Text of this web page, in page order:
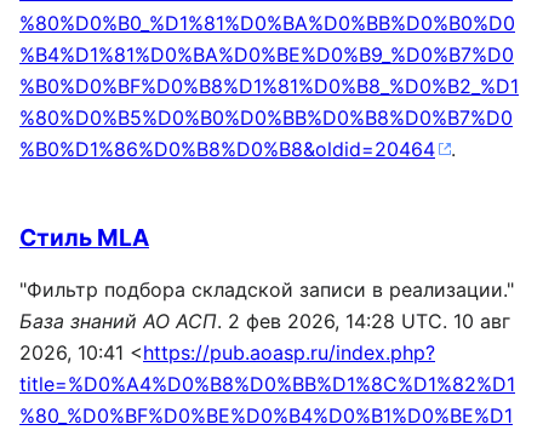
%80%D0%B0_%D1%81%D0%BA%D0%BB%D0%B0%D0
%B4%D1%81%D0%BA%D0%BE%D0%B9_%D0%B7%D0
%B0%D0%BF%D0%B8%D1%81%D0%B8_%D0%B2_%D1
%80%D0%B5%D0%B0%D0%BB%D0%B8%D0%B7%D0
%B0%D1%86%D0%B8%D0%B8&oldid=20464
.
Стиль MLA
"Фильтр подбора складской записи в реализации."
База знаний АО АСП. 2 фев 2026, 14:28 UTC. 10 авг
2026, 10:41 <https://pub.aoasp.ru/index.php?
title=%D0%A4%D0%B8%D0%BB%D1%8C%D1%82%D1
%80_%D0%BF%D0%BE%D0%B4%D0%B1%D0%BE%D1